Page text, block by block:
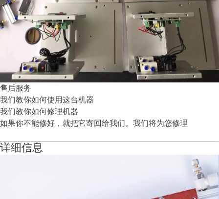
售后服务
我们教你如何使用这台机器
我们教你如何修理机器
如果你不能修好，就把它寄回给我们。我们将为您修理
详细信息